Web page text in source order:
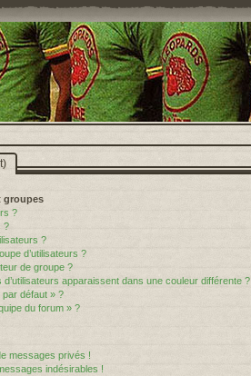
groupes
?
?
?
d’utilisateurs ?
de groupe ?
apparaissent dans une couleur différente ?
par défaut » ?
du forum » ?
messages privés !
indésirables !